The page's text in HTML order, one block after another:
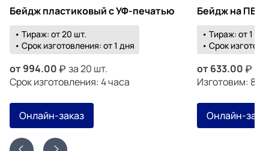
Бейдж пластиковый с УФ-печатью
• Тираж: от 20 шт.
• Срок изготовления: от 1 дня
от994.00
за 20 шт.
Срок изготовления: 4 часа
Онлайн-заказ
Бейдж на ПВХ
• Тираж: от 1 шт.
• Срок
от 633.00
Изготовим: 8
Онлайн-